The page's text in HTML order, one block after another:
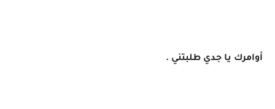
أوامرك يا جدي طلبتني .